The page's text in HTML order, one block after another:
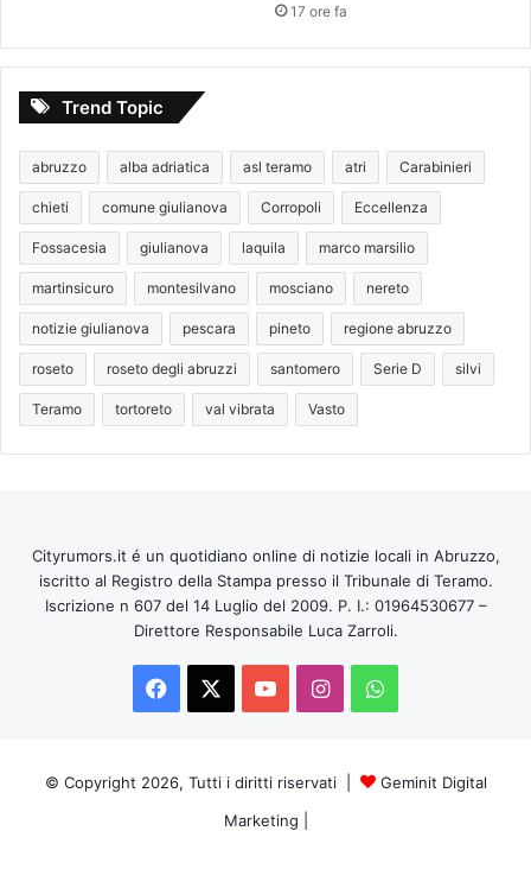
17 ore fa
Trend Topic
abruzzo alba adriatica asl teramo atri Carabinieri
chieti comune giulianova Corropoli Eccellenza
Fossacesia giulianova laquila marco marsilio
martinsicuro montesilvano mosciano nereto
notizie giulianova pescara pineto regione abruzzo
roseto roseto degli abruzzi santomero Serie D silvi
Teramo tortoreto val vibrata Vasto
Cityrumors.it é un quotidiano online di notizie locali in Abruzzo,
iscritto al Registro della Stampa presso il Tribunale di Teramo.
Iscrizione n 607 del 14 Luglio del 2009. P. I.: 01964530677 –
Direttore Responsabile Luca Zarroli.
Facebook
You InstagramWhatsApp
© Copyright 2026, Tutti i diritti riservati |
Geminit Digital
Marketing